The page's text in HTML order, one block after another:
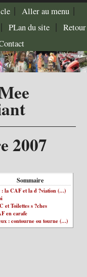
| Aller au menu|
PLan du site | Retour
2007
Sommaire
: la CAF et la d ?viation (…)
et Toilettes s ?ches
en carafe
: contourne ou tourne (…)